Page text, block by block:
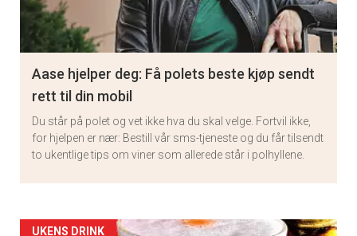
Aase hjelper deg: Få polets beste kjøp sendt
rett til din mobil
Du står på polet og vet ikke hva du skal velge. Fortvil ikke,
for hjelpen er nær: Bestill vår sms-tjeneste og du får tilsendt
to ukentlige tips om viner som allerede står i polhyllene.
UKENS DRINK